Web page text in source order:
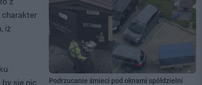
charakter
iż
by się nic
Podrzucanie śmieci pod oknami spółdzielni